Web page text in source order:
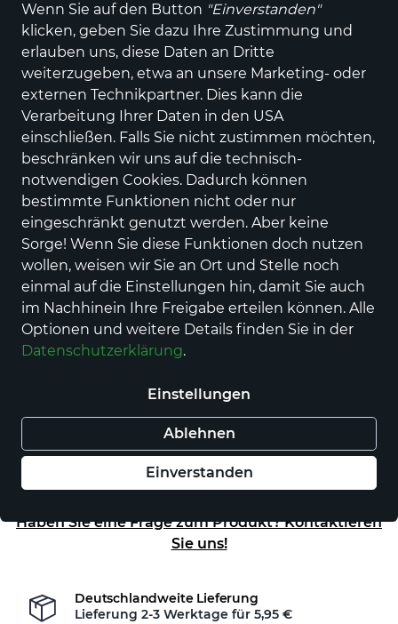
Wenn Sie auf den Button "Einverstanden"
klicken, geben Sie dazu Ihre Zustimmung und
erlauben uns, diese Daten an Dritte
weiterzugeben, etwa an unsere Marketing- oder
externen Technikpartner. Dies kann die
Verarbeitung Ihrer Daten in den USA
einschließen. Falls Sie nicht zustimmen möchten,
beschränken wir uns auf die technisch-
notwendigen Cookies. Dadurch können
bestimmte Funktionen nicht oder nur
eingeschränkt genutzt werden. Aber keine
Sorge! Wenn Sie diese Funktionen doch nutzen
wollen, weisen wir Sie an Ort und Stelle noch
einmal auf die Einstellungen hin, damit Sie auch
im Nachhinein Ihre Freigabe erteilen können. Alle
Optionen und weitere Details finden Sie in der
Datenschutzerklärung.
Einstellungen
Ablehnen
Einverstanden
Ölmühle Gilles GmbH
Bio-Thymianöl
Preis
5,50 € inkl. MwSt.,zzgl. Versandkosten
Mengen (l)
0,1l
0,25l
In den Warenkorb
Haben Sie eine Frage zum Produkt? Kontaktieren
Sie uns!
Deutschlandweite Lieferung
Lieferung 2-3 Werktage für 5,95 €